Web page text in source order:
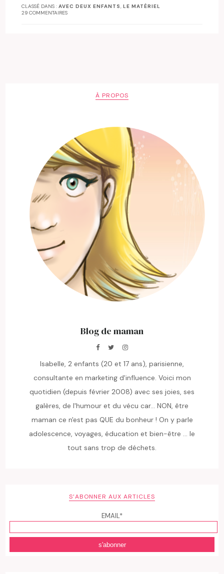
CLASSÉ DANS :AVEC DEUX ENFANTS,LE MATÉRIEL
29 COMMENTAIRES
À PROPOS
Blog de maman
Isabelle, 2 enfants (20 et 17 ans), parisienne,
consultante en marketing d'influence. Voici mon
quotidien (depuis février 2008) avec ses joies, ses
galères, de l'humour et du vécu car... NON, être
maman ce n'est pas QUE du bonheur ! On y parle
adolescence, voyages, éducation et bien-être ... le
tout sans trop de déchets.
S’ABONNER AUX ARTICLES
EMAIL*